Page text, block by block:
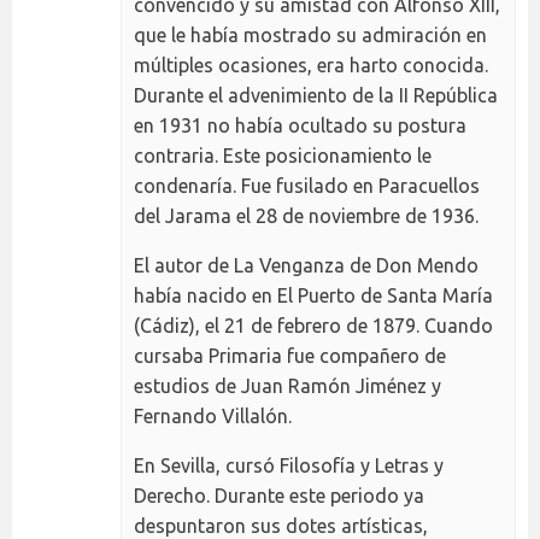
convencido y su amistad con Alfonso XIII,
que le había mostrado su admiración en
múltiples ocasiones, era harto conocida.
Durante el advenimiento de la II República
en 1931 no había ocultado su postura
contraria. Este posicionamiento le
condenaría. Fue fusilado en Paracuellos
del Jarama el 28 de noviembre de 1936.
El autor de La Venganza de Don Mendo
había nacido en El Puerto de Santa María
(Cádiz), el 21 de febrero de 1879. Cuando
cursaba Primaria fue compañero de
estudios de Juan Ramón Jiménez y
Fernando Villalón.
En Sevilla, cursó Filosofía y Letras y
Derecho. Durante este periodo ya
despuntaron sus dotes artísticas,